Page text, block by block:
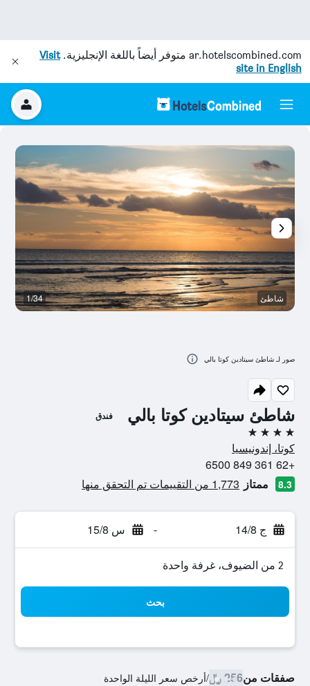
ar.hotelscombined.com متوفر أيضاً باللغة الإنجليزية.Visit
site in English
شاطئ سيتادين كوتا بالي فندق
4 نجوم
كوتا، إندونيسيا
+62 361 849 6500
8.3 ممتاز 1,773 من التقييمات تم التحقق منها
ج 14/8 - س 15/8
2 من الضيوف، غرفة واحدة
بحث
صفقات من256 ﷼ /أرخص سعر الليلة الواحدة
شاطئ 1/34
صور لـ شاطئ سيتادين كوتا بالي